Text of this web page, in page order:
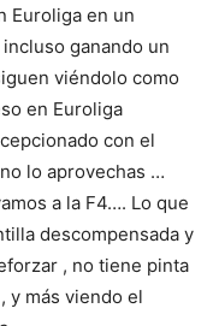
Euroliga en un
ganando un
viéndolo como
en Euroliga
con el
lo aprovechas …
a la F4…. Lo que
descompensada y
, no tiene pinta
y más viendo el